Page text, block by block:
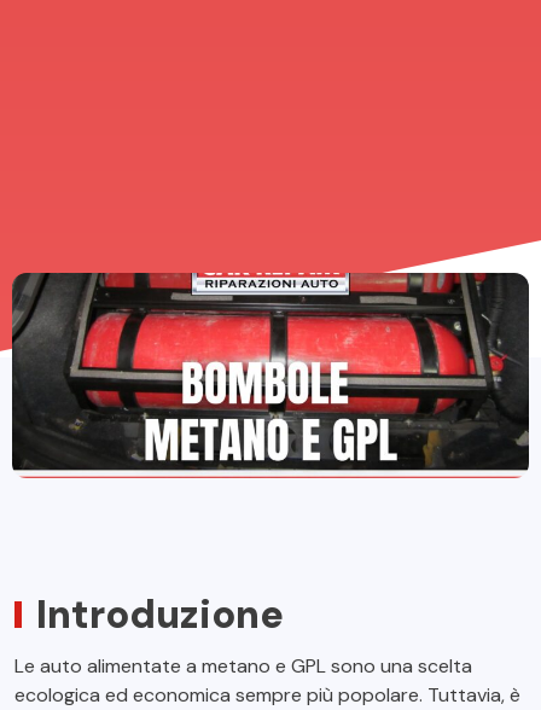
Introduzione
Le auto alimentate a metano e GPL sono una scelta
ecologica ed economica sempre più popolare. Tuttavia, è